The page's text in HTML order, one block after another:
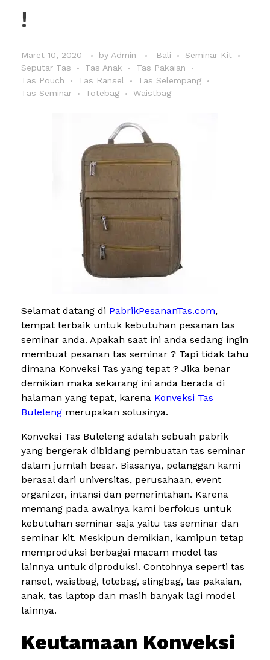
!
Maret 10, 2020 by Admin Bali
Seminar Kit
Seputar Tas
Tas Anak
Tas Pakaian
Tas Pouch
Tas Ransel
Tas Selempang
Tas Seminar
Totebag Waistbag
Selamat datang di PabrikPesananTas.com,
tempat terbaik untuk kebutuhan pesanan tas
seminar anda. Apakah saat ini anda sedang ingin
membuat pesanan tas seminar ? Tapi tidak tahu
dimana Konveksi Tas yang tepat ? Jika benar
demikian maka sekarang ini anda berada di
halaman yang tepat, karena Konveksi Tas
Buleleng merupakan solusinya.
Konveksi Tas Buleleng adalah sebuah pabrik
yang bergerak dibidang pembuatan tas seminar
dalam jumlah besar. Biasanya, pelanggan kami
berasal dari universitas, perusahaan, event
organizer, intansi dan pemerintahan. Karena
memang pada awalnya kami berfokus untuk
kebutuhan seminar saja yaitu tas seminar dan
seminar kit. Meskipun demikian, kamipun tetap
memproduksi berbagai macam model tas
lainnya untuk diproduksi. Contohnya seperti tas
ransel, waistbag, totebag, slingbag, tas pakaian,
anak, tas laptop dan masih banyak lagi model
lainnya.
Keutamaan Konveksi